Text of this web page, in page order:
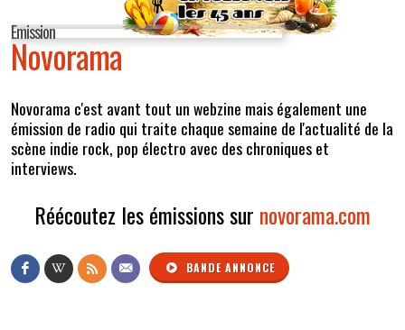
Emission
Novorama
Novorama c'est avant tout un webzine mais également une
émission de radio qui traite chaque semaine de l'actualité de la
scène indie rock, pop électro avec des chroniques et
interviews.
Réécoutez les émissions sur novorama.com
BANDE ANNONCE